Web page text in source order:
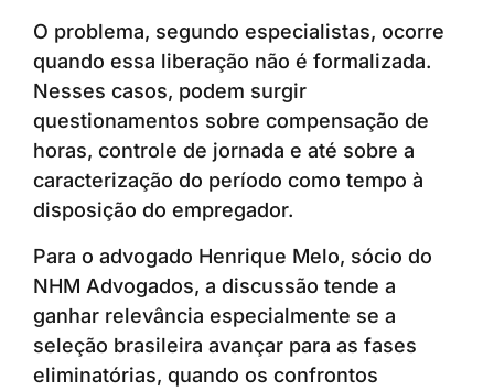
O problema, segundo especialistas, ocorre
quando essa liberação não é formalizada.
Nesses casos, podem surgir
questionamentos sobre compensação de
horas, controle de jornada e até sobre a
caracterização do período como tempo à
disposição do empregador.
Para o advogado Henrique Melo, sócio do
NHM Advogados, a discussão tende a
ganhar relevância especialmente se a
seleção brasileira avançar para as fases
eliminatórias, quando os confrontos